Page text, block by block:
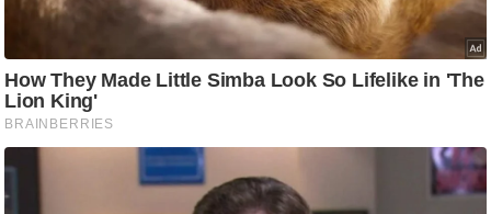
ला
स्टा
इ
ल